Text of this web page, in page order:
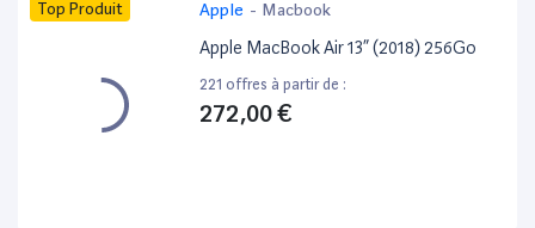
Top Produit Apple - Macbook
Apple MacBook Air 13” (2018) 256Go
221 offres à partir de :
272,00 €